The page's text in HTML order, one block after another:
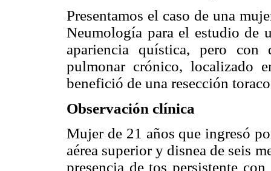
Presentamos el caso de una
Neumología para el estudio de
apariencia quística, pero con
pulmonar crónico, localizado
benefició de una resección
Observación clínica
Mujer de 21 años que ingresó
aérea superior y disnea de seis
presencia de tos persistente